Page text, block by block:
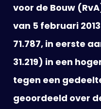
voor de Bouw
van 5 februari
71.787, in eerste
31.219) in een
tegen een
geoordeeld over